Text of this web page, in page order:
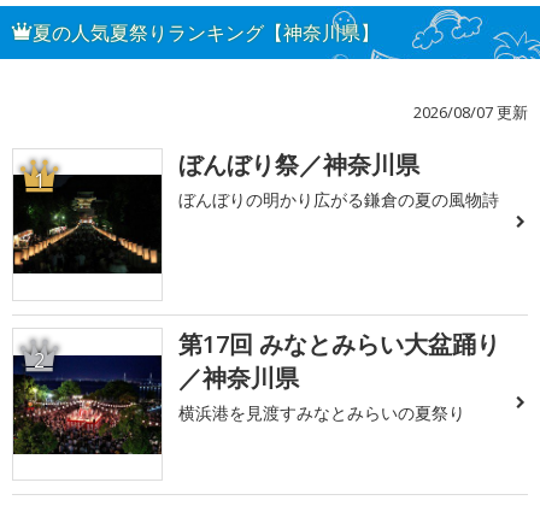
夏の人気夏祭りランキング【神奈川県】
2026/08/07 更新
1 ぼんぼり祭／神奈川県
ぼんぼりの明かり広がる鎌倉の夏の風物詩
2
第17回 みなとみらい大盆踊り
／神奈川県
横浜港を見渡すみなとみらいの夏祭り